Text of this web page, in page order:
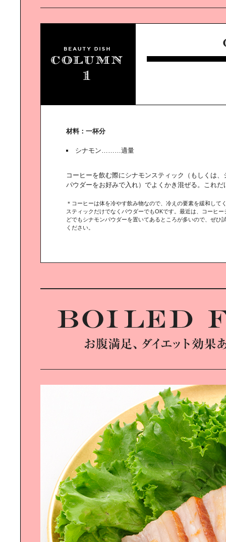
材料：一杯分
シナモン………適量
コーヒーを飲む際にシナモンスティック（もしくは、
パウダーをお好みで入れ）でよくかき混ぜる。これだ
＊コーヒーは体を冷やす飲み物なので、冷えの要素を緩和して
スティックだけでなくパウダーでもOKです。最近は、コーヒー
どでもシナモンパウダーを置いてあるところが多いので、ぜひ
ください。
じ感覚です
“未来の文房具”を｜テイスティング
する
モノを空間と場所から見た、もう一
リユース・リサイクルの究極を｜徳
島・上勝町RISE＆WINに見る
高知・梼原町を魅せる｜隈研吾建築
「モノ」にまつわる｜ストーリーを